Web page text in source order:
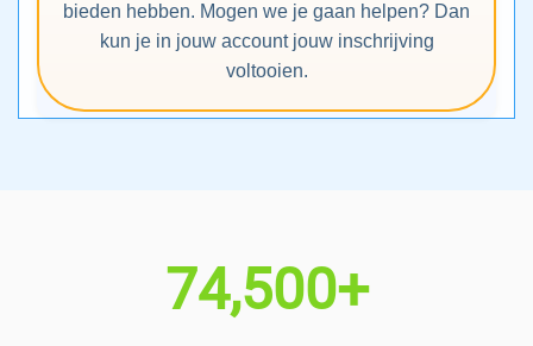
bieden hebben. Mogen we je gaan helpen? Dan
kun je in jouw account jouw inschrijving
voltooien.
74,500+